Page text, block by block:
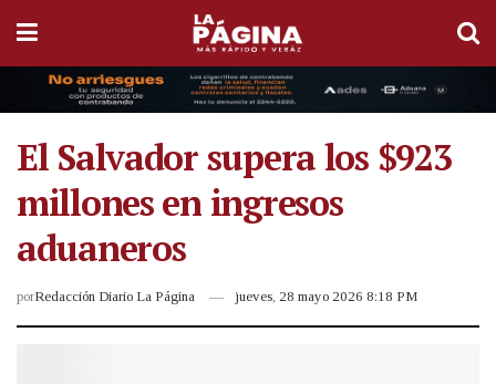
El Salvador supera los $923
millones en ingresos
aduaneros
porRedacción Diario La Página jueves, 28 mayo 2026 8:18 PM